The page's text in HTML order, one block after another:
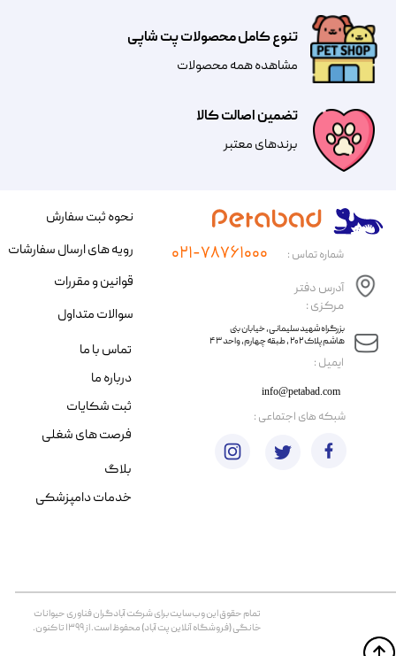
تضمین اصالت کالا
​​برندهای معتبر​​​​​​​
تنوع کامل محصولات پت شاپی
مشاهده همه محصولات
​ایمیل :
آدرس دفتر
مرکزی :
info@petabad.com
​​بزرگراه شهید سلیمانی، خیابان بنی
هاشم پلاک ۲۰۲ ، طبقه چهارم، واحد ۴۳
شماره تماس : ۰۲۱-۷۸۷۶۱۰۰۰
تمام حقوق اين وب‌سايت برای شرکت آبادگران فناوری حیوانات
خانگی (فروشگاه آنلاین پت آباد) محفوظ است. از ۱۳۹۹ تا کنون.
نحوه ثبت سفارش
رویه های ارسال سفارشات
قوانین و مقررات
سوالات متداول
تماس با ما
درباره ما
ثبت شکایات
فرصت های شغلی
​شبکه های اجتماعی :
بلاگ
خدمات دامپزشکی